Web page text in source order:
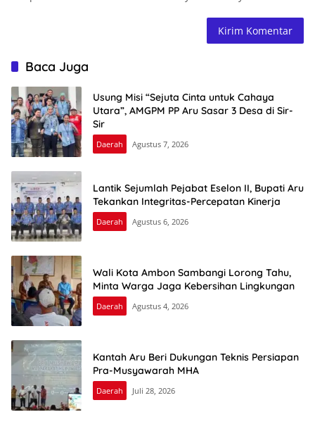
Baca Juga
Usung Misi “Sejuta Cinta untuk Cahaya
Utara”, AMGPM PP Aru Sasar 3 Desa di Sir-
Sir
Daerah Agustus 7, 2026
Lantik Sejumlah Pejabat Eselon II, Bupati Aru
Tekankan Integritas-Percepatan Kinerja
Daerah Agustus 6, 2026
Wali Kota Ambon Sambangi Lorong Tahu,
Minta Warga Jaga Kebersihan Lingkungan
Daerah Agustus 4, 2026
Kantah Aru Beri Dukungan Teknis Persiapan
Pra-Musyawarah MHA
Daerah Juli 28, 2026